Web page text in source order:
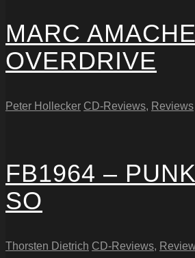
MARC
OVERDRIVE
Peter Hollecker CD-Reviews, Reviews
FB1964 –
SO
Thorsten Dietrich CD-Reviews,